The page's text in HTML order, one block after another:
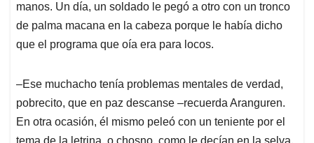
manos. Un día, un soldado le pegó a otro con un tronco
de palma macana en la cabeza porque le había dicho
que el programa que oía era para locos.
‒Ese muchacho tenía problemas mentales de verdad,
pobrecito, que en paz descanse ‒recuerda Aranguren.
En otra ocasión, él mismo peleó con un teniente por el
tema de la letrina, o chosno, como le decían en la selva.